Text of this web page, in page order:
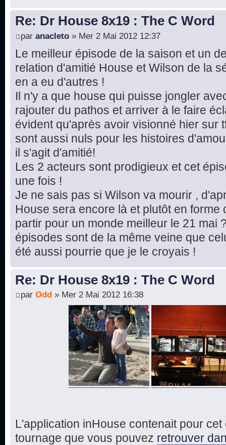
Re: Dr House 8x19 : The C Word
par anacleto » Mer 2 Mai 2012 12:37
Le meilleur épisode de la saison et un
relation d'amitié House et Wilson de la
en a eu d'autres !
Il n'y a que house qui puisse jongler
rajouter du pathos et arriver à le faire
évident qu'après avoir visionné hier sur
sont aussi nuls pour les histoires
il s'agit d'amitié!
Les 2 acteurs sont prodigieux et cet
une fois !
Je ne sais pas si Wilson va mourir ,
House sera encore là et plutôt en forme
partir pour un monde meilleur le 21 mai
épisodes sont de la même veine que
été aussi pourrie que je le croyais !
Re: Dr House 8x19 : The C Word
par Odd » Mer 2 Mai 2012 16:38
L'application inHouse contenait pour
tournage que vous pouvez retrouver